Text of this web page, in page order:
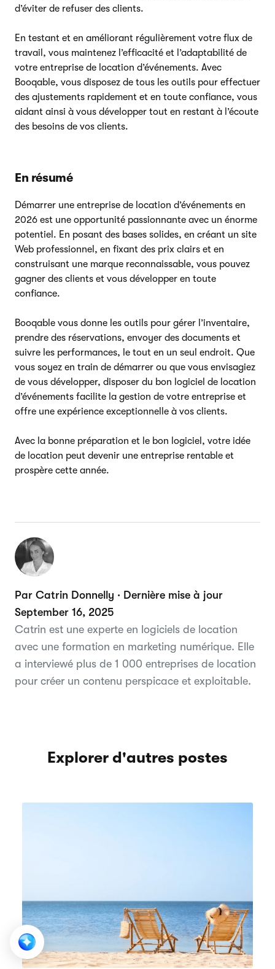
d’éviter de refuser des clients.
En testant et en améliorant régulièrement votre flux de
travail, vous maintenez l’efficacité et l’adaptabilité de
votre entreprise de location d’événements. Avec
Booqable, vous disposez de tous les outils pour effectuer
des ajustements rapidement et en toute confiance, vous
aidant ainsi à vous développer tout en restant à l’écoute
des besoins de vos clients.
En résumé
Démarrer une entreprise de location d’événements en
2026 est une opportunité passionnante avec un énorme
potentiel. En posant des bases solides, en créant un site
Web professionnel, en fixant des prix clairs et en
construisant une marque reconnaissable, vous pouvez
gagner des clients et vous développer en toute
confiance.
Booqable vous donne les outils pour gérer l’inventaire,
prendre des réservations, envoyer des documents et
suivre les performances, le tout en un seul endroit. Que
vous soyez en train de démarrer ou que vous envisagiez
de vous développer, disposer du bon logiciel de location
d’événements facilite la gestion de votre entreprise et
offre une expérience exceptionnelle à vos clients.
Avec la bonne préparation et le bon logiciel, votre idée
de location peut devenir une entreprise rentable et
prospère cette année.
Par Catrin Donnelly · Dernière mise à jour
September 16, 2025
Catrin est une experte en logiciels de location
avec une formation en marketing numérique. Elle
a interviewé plus de 1 000 entreprises de location
pour créer un contenu perspicace et exploitable.
Explorer d'autres postes